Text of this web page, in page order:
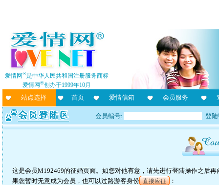
爱情网®是中华人民共和国注册服务商标
爱情网®创办于1999年10月
站点选择 首页 爱情信箱 会员服务
会员编号: 登
这是会员M192469的征婚页面。如您对他有意，请先进行登陆操作之后
果您暂时无意成为会员，也可以过路游客身份 直接应征 ：